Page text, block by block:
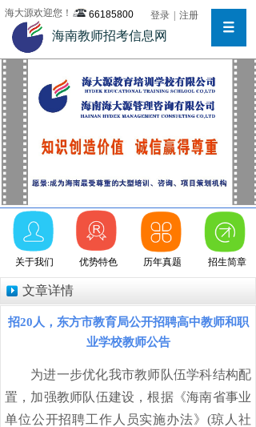
海大源欢迎您！ 66185800 登录 注册
海南教师招考信息网
优势特色
关于我们 历年真题 招生简章
文章详情
招20人，东方市教育局公开招聘高中教师和职
业学校教师公告
为进一步优化我市教师队伍学科结构配
置，加强教师队伍建设，根据《海南省事业
单位公开招聘工作人员实施办法》 (琼人社